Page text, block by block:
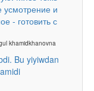
усмотрение и
- готовить с
khamidkhanovna
Bu yiyiwdan